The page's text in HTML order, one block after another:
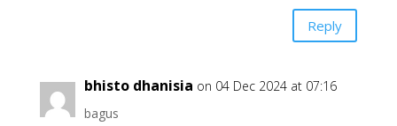
Reply
bhisto dhanisia on 04 Dec 2024 at 07:16
bagus